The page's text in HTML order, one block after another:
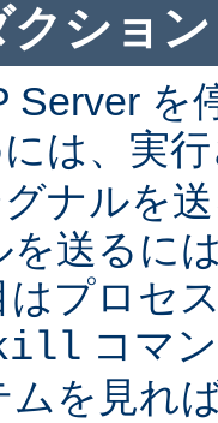
ション
Server を
は、実
ナルを
送るに
はプロセ
コマ
ムを見れ